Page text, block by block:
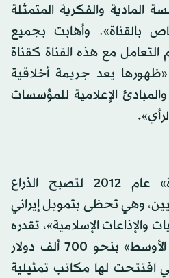
والفكرية المتمثلة
بالقناة». وأهابت بجميع
مع هذه القناة كقناة
يعد جريمة أخلاقية
الإعلامية للمؤسسات
تأسست قناة «المسيرة» عام 2012 لتصبح الذراع
وهي تحظى بتمويل إيراني
والإذاعات الإسلامية»، تقدره
مصادر مطلعة لـ«الشرق الأوسط» بنحو 700 ألف دولار
افتتحت لها مكاتب تمثيلية